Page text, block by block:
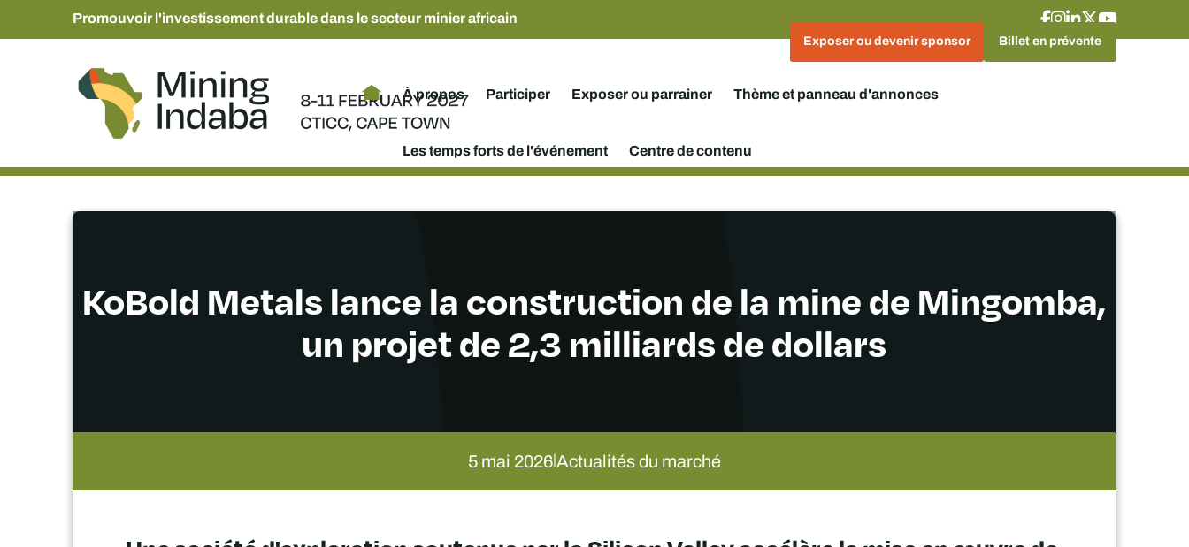
Promouvoir l'investissement durable dans le secteur minier africain
Exposer ou devenir sponsor Billet en prévente
À propos Participer Exposer ou parrainer Thème et panneau d'annonces
Les temps forts de l'événement Centre de contenu
KoBold Metals lance la construction de la mine de Mingomba,
un projet de 2,3 milliards de dollars
5 mai 2026|Actualités du marché